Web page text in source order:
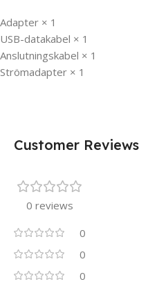
Adapter × 1
USB-datakabel × 1
Anslutningskabel × 1
Strömadapter × 1
Customer Reviews
0 reviews
0
0
0